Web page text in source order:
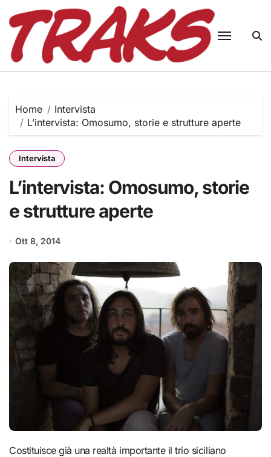
content
Home
Intervista
L’intervista: Omosumo, storie e strutture aperte
Intervista
L’intervista: Omosumo, storie
e strutture aperte
Ott 8, 2014
Costituisce già una realtà importante il trio siciliano